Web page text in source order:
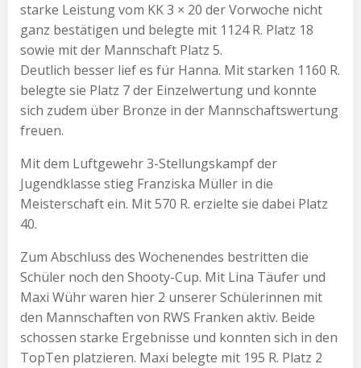
starke Leistung vom KK 3 × 20 der Vorwoche nicht
ganz bestätigen und belegte mit 1124 R. Platz 18
sowie mit der Mannschaft Platz 5.
Deutlich besser lief es für Hanna. Mit starken 1160 R.
belegte sie Platz 7 der Einzelwertung und konnte
sich zudem über Bronze in der Mannschaftswertung
freuen.
Mit dem Luftgewehr 3-Stellungskampf der
Jugendklasse stieg Franziska Müller in die
Meisterschaft ein. Mit 570 R. erzielte sie dabei Platz
40.
Zum Abschluss des Wochenendes bestritten die
Schüler noch den Shooty-Cup. Mit Lina Täufer und
Maxi Wühr waren hier 2 unserer Schülerinnen mit
den Mannschaften von RWS Franken aktiv. Beide
schossen starke Ergebnisse und konnten sich in den
TopTen platzieren. Maxi belegte mit 195 R. Platz 2